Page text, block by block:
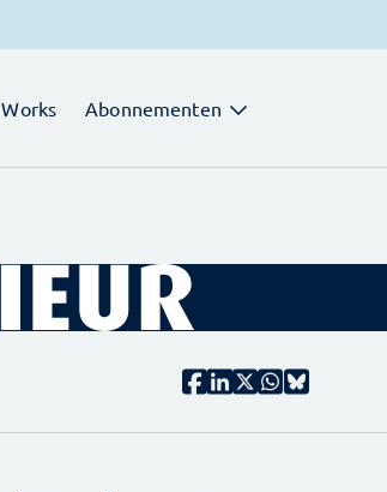
Abonnementen